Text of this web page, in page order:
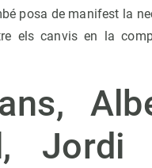
posa de manifest la
els canvis en la
Jordi